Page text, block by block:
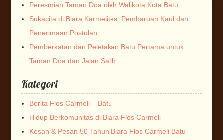
Peresmian Taman Doa oleh Walikota Kota Batu
Sukacita di Biara Karmelites: Pembaruan Kaul dan
Penerimaan Postulan
Pemberkatan dan Peletakan Batu Pertama untuk
Taman Doa dan Jalan Salib
Kategori
Berita Flos Carmeli – Batu
Hidup Berkomunitas di Biara Flos Carmeli
Kesan & Pesan 50 Tahun Biara Flos Carmeli Batu